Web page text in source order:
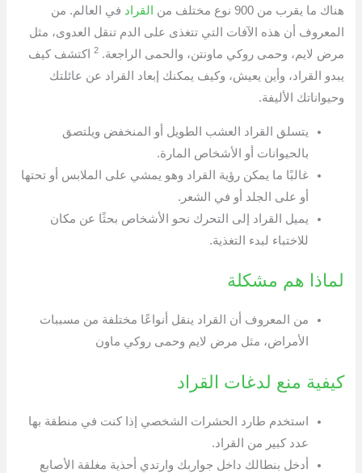
هناك ما يقرب من 900 نوع مختلف من القراد في العالم. من
المعروف أن هذه الآفات التي تتغذى على الدم تنقل العدوى، مثل
مرض لايم، وحمى روكي ماونتن، والحمى الراجعة.2
اكتشف كيف
يبدو القراد، وأين يعيش، وكيف يمكنك إبعاد القراد عن عائلتك
وحيواناتك الأليفة.
يتسلق القراد العشب الطويل أو المنخفض ويلتصق
بالحيوانات أو الأشخاص المارة.
غالبًا ما يمكن رؤية القراد وهو يمشي على الملابس أو تحتها
أو على الجلد أو في الشعر.
يميل القراد إلى التحرك نحو الأشخاص بحثًا عن مكان
للاختباء لبدء التغذية.
لماذا هم مشكلة
من المعروف أن القراد ينقل أنواعًا مختلفة من مسببات
الأمراض، مثل مرض لايم وحمى روكي ماون
كيفية منع لدغات القراد
استخدم طارد الحشرات الشخصي إذا كنت في منطقة بها
عدد كبير من القراد.
أدخل بنطالك داخل جواربك وارتدي أحذية مغلقة الأصابع